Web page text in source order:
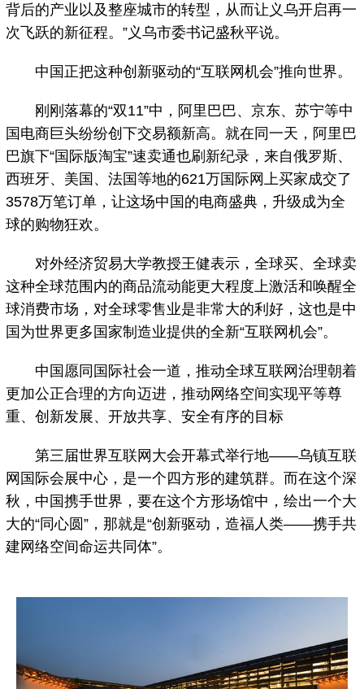
背后的产业以及整座城市的转型，从而让义乌开启再一
次飞跃的新征程。”义乌市委书记盛秋平说。
中国正把这种创新驱动的“互联网机会”推向世界。
刚刚落幕的“双11”中，阿里巴巴、京东、苏宁等中
国电商巨头纷纷创下交易额新高。就在同一天，阿里巴
巴旗下“国际版淘宝”速卖通也刷新纪录，来自俄罗斯、
西班牙、美国、法国等地的621万国际网上买家成交了
3578万笔订单，让这场中国的电商盛典，升级成为全
球的购物狂欢。
对外经济贸易大学教授王健表示，全球买、全球卖
这种全球范围内的商品流动能更大程度上激活和唤醒全
球消费市场，对全球零售业是非常大的利好，这也是中
国为世界更多国家制造业提供的全新“互联网机会”。
中国愿同国际社会一道，推动全球互联网治理朝着
更加公正合理的方向迈进，推动网络空间实现平等尊
重、创新发展、开放共享、安全有序的目标
第三届世界互联网大会开幕式举行地——乌镇互联
网国际会展中心，是一个四方形的建筑群。而在这个深
秋，中国携手世界，要在这个方形场馆中，绘出一个大
大的“同心圆”，那就是“创新驱动，造福人类——携手共
建网络空间命运共同体”。